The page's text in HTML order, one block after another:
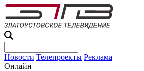
Новости Телепроекты Реклама
Онлайн